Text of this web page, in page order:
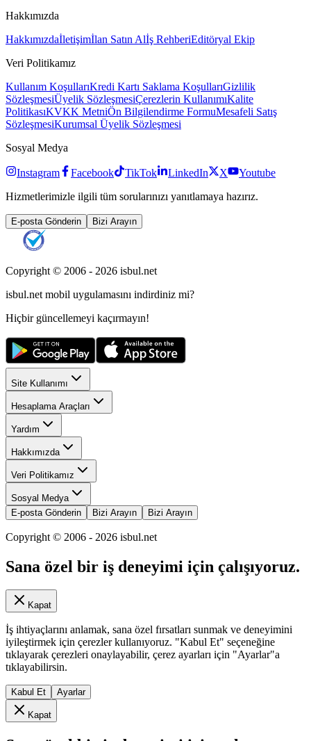
Hakkımızda
Hakkımızdaİletişimİlan Satın Alİş RehberiEditöryal Ekip
Veri Politikamız
Kullanım KoşullarıKredi Kartı Saklama KoşullarıGizlilik
SözleşmesiÜyelik SözleşmesiÇerezlerin KullanımıKalite
PolitikasıKVKK MetniÖn Bilgilendirme FormuMesafeli Satış
SözleşmesiKurumsal Üyelik Sözleşmesi
Sosyal Medya
Instagram Facebook TikTok LinkedIn X
Youtube
Hizmetlerimizle ilgili tüm sorularınızı yanıtlamaya hazırız.
E-posta Gönderin Bizi Arayın
Copyright © 2006 - 2026 isbul.net
isbul.net mobil uygulamasını indirdiniz mi?
Hiçbir güncellemeyi kaçırmayın!
Site Kullanımı
Hesaplama Araçları
Yardım
Hakkımızda
Veri Politikamız
Sosyal Medya
E-posta Gönderin
Bizi Arayın Bizi Arayın
Copyright © 2006 - 2026 isbul.net
Sana özel bir iş deneyimi için çalışıyoruz.
Kapat
İş ihtiyaçlarını anlamak, sana özel fırsatları sunmak ve deneyimini
iyileştirmek için çerezler kullanıyoruz. "Kabul Et" seçeneğine
tıklayarak çerezleri onaylayabilir, çerez ayarları için "Ayarlar"a
tıklayabilirsin.
Kabul Et Ayarlar
Kapat